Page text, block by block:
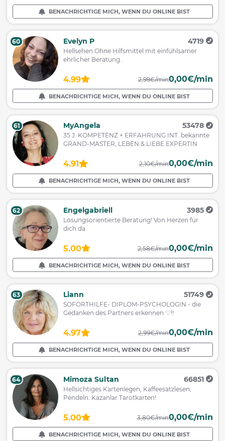
BENACHRICHTIGE MICH, WENN DU ONLINE BIST
60 Evelyn P 4719
Hellsehen Ohne Hilfsmittel mit einfühlsamer
ehrlicher Beratung .
4.99 2,99€/min0,00€/min
BENACHRICHTIGE MICH, WENN DU ONLINE BIST
61 MyAngela 53478
35 J. KOMPETENZ + ERFAHRUNG INT. bekannte
GRAND-MASTER, LEBEN & LIEBE EXPERTIN
4.91 2,10€/min0,00€/min
BENACHRICHTIGE MICH, WENN DU ONLINE BIST
62 Engelgabriell 3985
Lösungsorientierte Beratung! Von Herzen für
dich da.
5.00 2,58€/min0,00€/min
BENACHRICHTIGE MICH, WENN DU ONLINE BIST
63 Liann 51749
SOFORTHILFE- DIPLOM-PSYCHOLOGIN - die
Gedanken des Partners erkennen ♡!!
4.97 2,99€/min0,00€/min
BENACHRICHTIGE MICH, WENN DU ONLINE BIST
64 Mimoza Sultan 66851
Hellsichtiges Kartenlegen, Kaffeesatzlesen,
Pendeln. Kazanlar Tarotkarten!
5.00 3,80€/min0,00€/min
BENACHRICHTIGE MICH, WENN DU ONLINE BIST